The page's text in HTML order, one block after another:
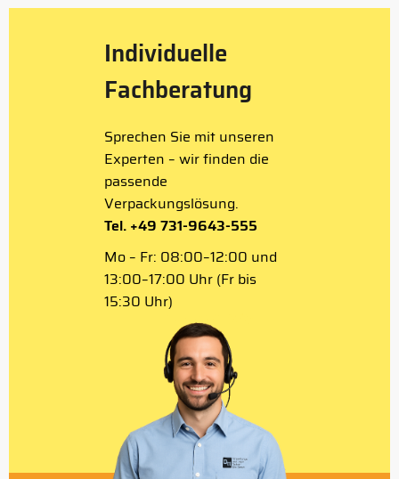
Individuelle
Fachberatung
Sprechen Sie mit unseren
Experten – wir finden die
passende
Verpackungslösung.
Tel. +49 731-9643-555
Mo – Fr: 08:00–12:00 und
13:00–17:00 Uhr (Fr bis
15:30 Uhr)